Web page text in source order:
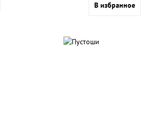
телевидение.
В избранное